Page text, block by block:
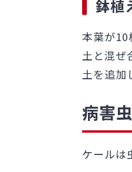
鉢植
本葉が10
土と混ぜ
土を追加
病害虫
ケールは